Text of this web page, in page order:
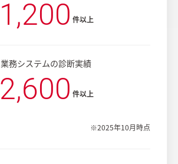
1,200 件以上
業務システムの診断実績
2,600 件以上
※2025年10月時点